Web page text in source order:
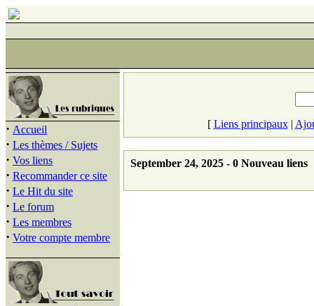
· Accueil
· Les thèmes / Sujets
· Vos liens
· Recommander ce site
· Le Hit du site
· Le forum
· Les membres
· Votre compte membre
[ Liens principaux|
September 24, 2025 - 0 Nouveau liens